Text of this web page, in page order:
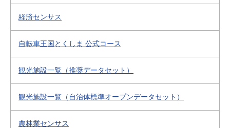
経済センサス
自転車王国とくしま 公式コース
観光施設一覧（推奨データセット）
観光施設一覧（自治体標準オープンデータセット）
農林業センサス